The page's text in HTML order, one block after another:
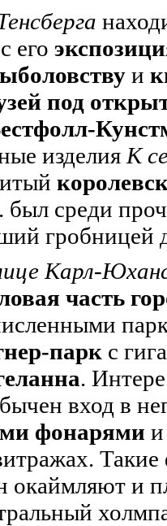
его
и
под
изделия К
. был среди
гробницей
Карл-
часть
парк с
.
вход в
фонарями
и